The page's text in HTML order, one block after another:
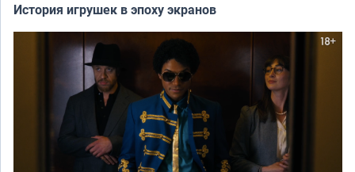
История игрушек в эпоху экранов